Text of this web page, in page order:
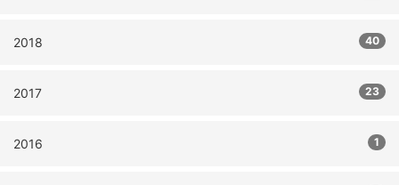
2018 40
2017 23
2016 1